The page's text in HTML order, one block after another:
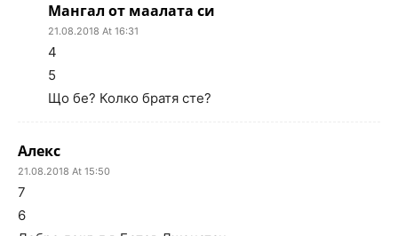
Мангал от маалата си
21.08.2018 At 16:31
4
5
Що бе? Колко братя сте?
Алекс
21.08.2018 At 15:50
7
6